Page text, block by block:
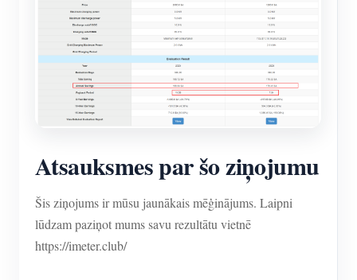
Atsauksmes par šo ziņojumu
Šis ziņojums ir mūsu jaunākais mēģinājums. Laipni
lūdzam paziņot mums savu rezultātu vietnē
https://imeter.club/